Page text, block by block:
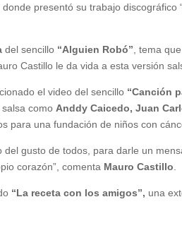
presentó su trabajo discográfico
del sencillo “Alguien Robó” , tema
Castillo le da vida a esta versión
el video del sencillo “Canción
como Anddy Caicedo, Juan
para una fundación de niños con
gusto de todos, para darle un
corazón”, comenta Mauro Castillo
“La receta con los amigos”, una